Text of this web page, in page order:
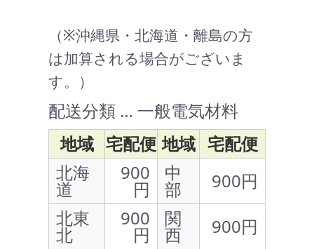
（※沖縄県・北海道・離島の方
は加算される場合がございま
す。）
配送分類 … 一般電気材料
地域 宅配便 地域 宅配便
北海
道
900
円
中
部
900円
北東
北
900
円
関
西 900円